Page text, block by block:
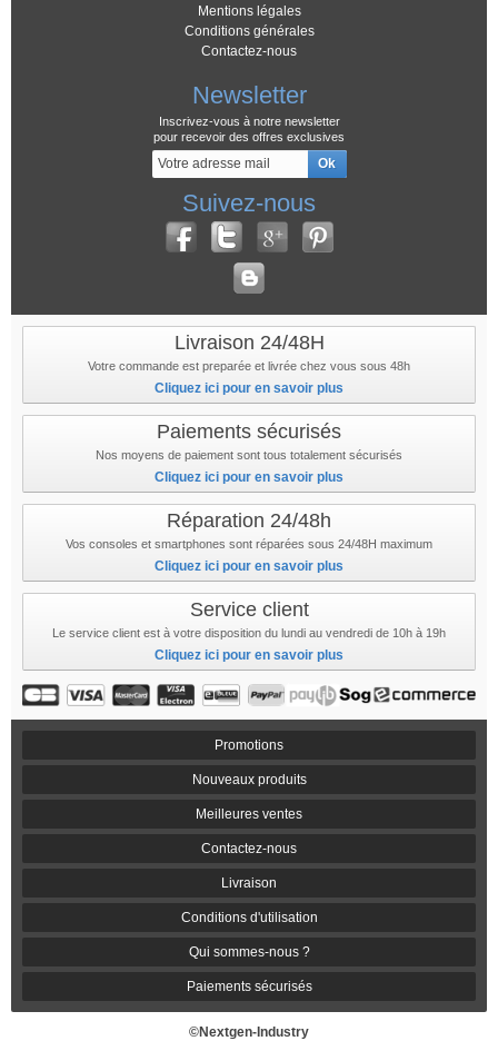
Mentions légales
Conditions générales
Contactez-nous
Newsletter
Inscrivez-vous à notre newsletter
pour recevoir des offres exclusives
Suivez-nous
Livraison 24/48H
Votre commande est preparée et livrée chez vous sous 48h
Cliquez ici pour en savoir plus
Paiements sécurisés
Nos moyens de paiement sont tous totalement sécurisés
Cliquez ici pour en savoir plus
Réparation 24/48h
Vos consoles et smartphones sont réparées sous 24/48H maximum
Cliquez ici pour en savoir plus
Service client
Le service client est à votre disposition du lundi au vendredi de 10h à 19h
Cliquez ici pour en savoir plus
Promotions
Nouveaux produits
Meilleures ventes
Contactez-nous
Livraison
Conditions d'utilisation
Qui sommes-nous ?
Paiements sécurisés
©Nextgen-Industry